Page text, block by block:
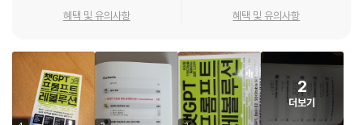
혜택 및 유의사항 혜택 및 유의사항
2
더보기